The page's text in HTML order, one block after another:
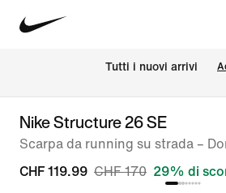
Tutti i nuovi arrivi
Nike Structure 26 SE
Scarpa da running su strada –
CHF 119.99 CHF 170 29% di